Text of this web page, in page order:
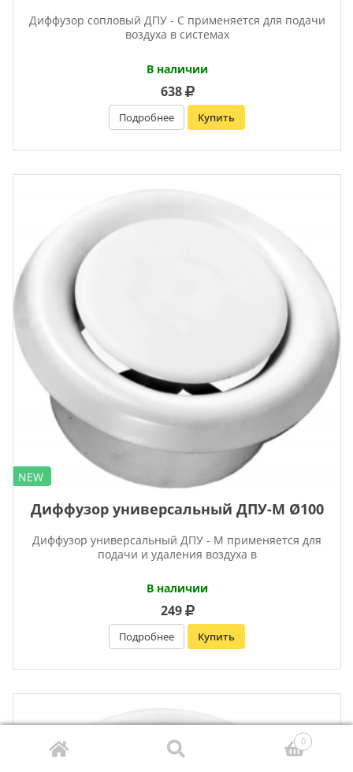
Диффузор сопловый ДПУ - С применяется для подачи
воздуха в системах
В наличии
638
Подробнее Купить
NEW
Диффузор универсальный ДПУ-М Ø100
Диффузор универсальный ДПУ - М применяется для
подачи и удаления воздуха в
В наличии
249
Подробнее Купить
0